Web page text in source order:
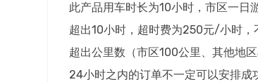
此产品用车时长为10小时，市区一日
超出10小时，超时费为250元/小时，
超出公里数（市区100公里、其他地
24小时之内的订单不一定可以安排成